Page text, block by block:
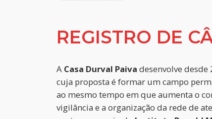
REGISTRO DE
A Casa Durval Paiva desenvolve desde
cuja proposta é formar um campo
ao mesmo tempo em que aumenta o
vigilância e a organização da rede de